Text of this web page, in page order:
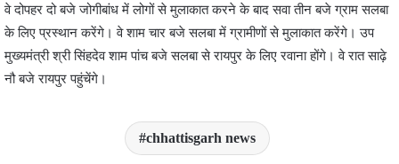
वे दोपहर दो बजे जोगीबांध में लोगों से मुलाकात करने के बाद सवा तीन बजे ग्राम सलबा
के लिए प्रस्थान करेंगे। वे शाम चार बजे सलबा में ग्रामीणों से मुलाकात करेंगे। उप
मुख्यमंत्री श्री सिंहदेव शाम पांच बजे सलबा से रायपुर के लिए रवाना होंगे। वे रात साढ़े
नौ बजे रायपुर पहुंचेंगे।
chhattisgarh news